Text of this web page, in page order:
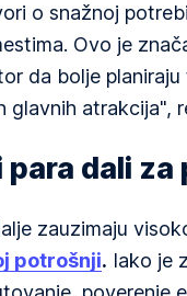
o snažnoj
Ovo je
da bolje
glavnih atrakcija",
para dali
zauzimaju
potrošnji. Iako je